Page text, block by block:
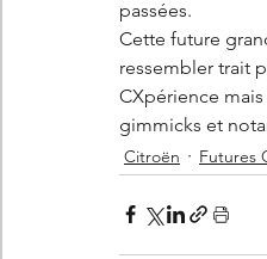
passées.
Cette future
ressembler trait
CXpérience
gimmicks et
Citroën Futures